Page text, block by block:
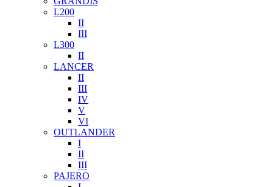
L200
II
III
L300
II
LANCER
II
III
IV
V
VI
OUTLANDER
I
II
III
PAJERO